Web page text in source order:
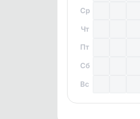
Ср
Чт
Пт
Сб
Вс